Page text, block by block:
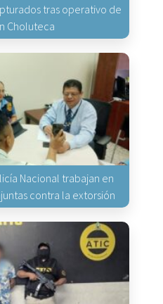
tras operativo de
Choluteca
Nacional trabajan en
contra la extorsión